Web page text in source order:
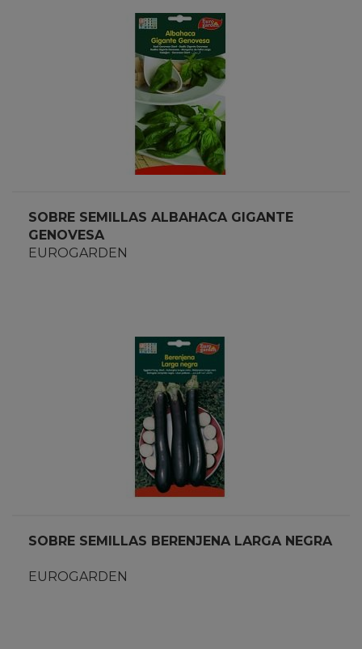
SOBRE SEMILLAS ALBAHACA GIGANTE
GENOVESA
EUROGARDEN
SOBRE SEMILLAS BERENJENA LARGA NEGRA
EUROGARDEN